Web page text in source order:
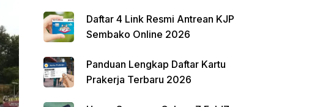
9400+ dengan Harga Terjangkau
Daftar 4 Link Resmi Antrean KJP
Sembako Online 2026
Panduan Lengkap Daftar Kartu
Prakerja Terbaru 2026